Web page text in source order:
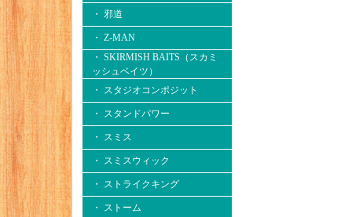
・ 邪道
・ Z-MAN
・ SKIRMISH BAITS（スカミ
ッシュベイツ）
・ スタジオコンポジット
・ スタンドパワー
・ スミス
・ スミスウィック
・ ストライクキング
・ ストーム